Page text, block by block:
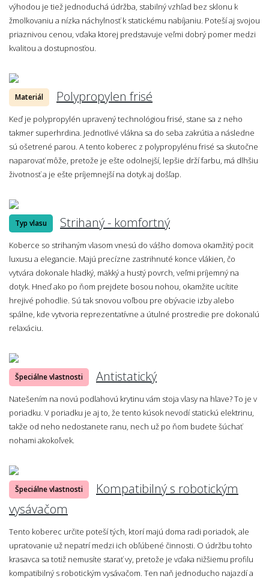
výhodou je tiež jednoduchá údržba, stabilný vzhľad bez sklonu k
žmolkovaniu a nízka náchylnosť k statickému nabíjaniu. Poteší aj svojou
priaznivou cenou, vďaka ktorej predstavuje veľmi dobrý pomer medzi
kvalitou a dostupnosťou.
Materiál Polypropylen frisé
Keď je polypropylén upravený technológiou frisé, stane sa z neho
takmer superhrdina. Jednotlivé vlákna sa do seba zakrútia a následne
sú ošetrené parou. A tento koberec z polypropylénu frisé sa skutočne
naparovať môže, pretože je ešte odolnejší, lepšie drží farbu, má dlhšiu
životnosť a je ešte príjemnejší na dotyk aj došľap.
Typ vlasu Strihaný - komfortný
Koberce so strihaným vlasom vnesú do vášho domova okamžitý pocit
luxusu a elegancie. Majú precízne zastrihnuté konce vlákien, čo
vytvára dokonale hladký, mäkký a hustý povrch, veľmi príjemný na
dotyk. Hneď ako po ňom prejdete bosou nohou, okamžite ucítite
hrejivé pohodlie. Sú tak snovou voľbou pre obývacie izby alebo
spálne, kde vytvoria reprezentatívne a útulné prostredie pre dokonalú
relaxáciu.
Špeciálne vlastnosti Antistatický
Natešením na novú podlahovú krytinu vám stoja vlasy na hlave? To je v
poriadku. V poriadku je aj to, že tento kúsok nevodí statickú elektrinu,
takže od neho nedostanete ranu, nech už po ňom budete šúchať
nohami akokoľvek.
Špeciálne vlastnosti
Kompatibilný s robotickým
vysávačom
Tento koberec určite poteší tých, ktorí majú doma radi poriadok, ale
upratovanie už nepatrí medzi ich obľúbené činnosti. O údržbu tohto
krasavca sa totiž nemusíte starať vy, pretože je vďaka nižšiemu profilu
kompatibilný s robotickým vysávačom. Ten naň jednoducho najazdí a